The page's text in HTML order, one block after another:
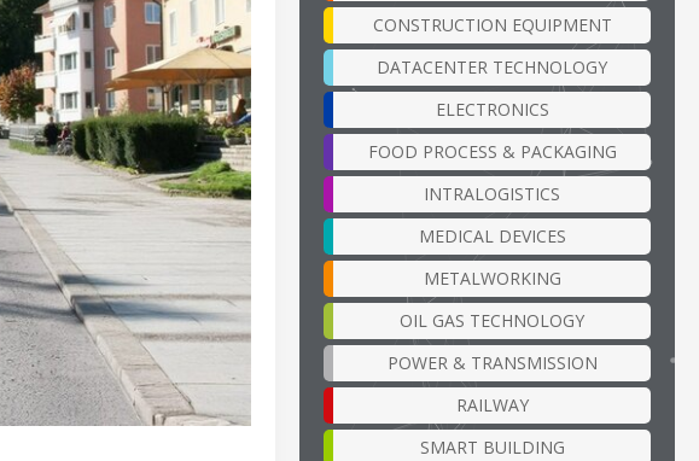
CONSTRUCTION EQUIPMENT
DATACENTER TECHNOLOGY
ELECTRONICS
FOOD PROCESS & PACKAGING
INTRALOGISTICS
MEDICAL DEVICES
METALWORKING
OIL GAS TECHNOLOGY
POWER & TRANSMISSION
RAILWAY
SMART BUILDING